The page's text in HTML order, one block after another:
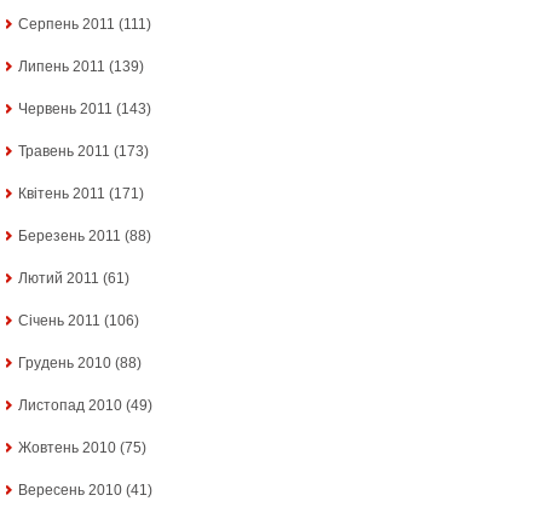
Серпень 2011 (111)
Липень 2011 (139)
Червень 2011 (143)
Травень 2011 (173)
Квітень 2011 (171)
Березень 2011 (88)
Лютий 2011 (61)
Січень 2011 (106)
Грудень 2010 (88)
Листопад 2010 (49)
Жовтень 2010 (75)
Вересень 2010 (41)